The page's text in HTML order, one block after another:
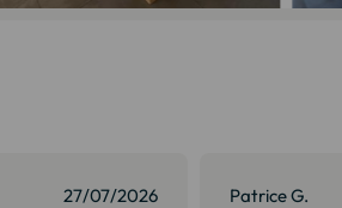
27/07/2026 Patrice G.